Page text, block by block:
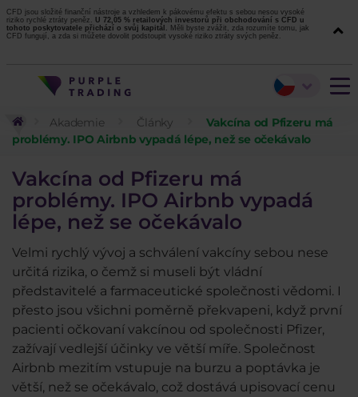
CFD jsou složité finanční nástroje a vzhledem k pákovému efektu s sebou nesou vysoké
riziko rychlé ztráty peněz. U 72,05 % retailových investorů při obchodování s CFD u
tohoto poskytovatele přichází o svůj kapitál. Měli byste zvážit, zda rozumíte tomu, jak
CFD fungují, a zda si můžete dovolit podstoupit vysoké riziko ztráty svých peněz.
Akademie Články
Vakcína od Pfizeru má
problémy. IPO Airbnb vypadá lépe, než se očekávalo
Vakcína od Pfizeru má
problémy. IPO Airbnb vypadá
lépe, než se očekávalo
Velmi rychlý vývoj a schválení vakcíny sebou nese
určitá rizika, o čemž si museli být vládní
představitelé a farmaceutické společnosti vědomi. I
přesto jsou všichni poměrně překvapeni, když první
pacienti očkovaní vakcínou od společnosti Pfizer,
zažívají vedlejší účinky ve větší míře. Společnost
Airbnb mezitím vstupuje na burzu a poptávka je
větší, než se očekávalo, což dostává upisovací cenu